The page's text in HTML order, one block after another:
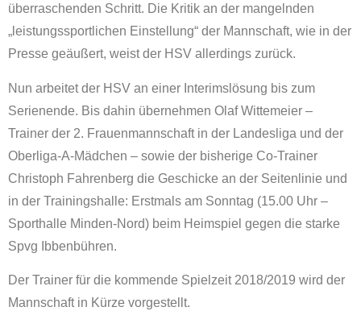
überraschenden Schritt. Die Kritik an der mangelnden
„leistungssportlichen Einstellung“ der Mannschaft, wie in der
Presse geäußert, weist der HSV allerdings zurück.
Nun arbeitet der HSV an einer Interimslösung bis zum
Serienende. Bis dahin übernehmen Olaf Wittemeier –
Trainer der 2. Frauenmannschaft in der Landesliga und der
Oberliga-A-Mädchen – sowie der bisherige Co-Trainer
Christoph Fahrenberg die Geschicke an der Seitenlinie und
in der Trainingshalle: Erstmals am Sonntag (15.00 Uhr –
Sporthalle Minden-Nord) beim Heimspiel gegen die starke
Spvg Ibbenbühren.
Der Trainer für die kommende Spielzeit 2018/2019 wird der
Mannschaft in Kürze vorgestellt.